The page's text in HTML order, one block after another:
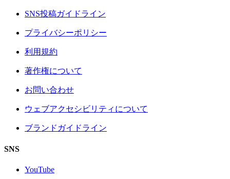
SNS投稿ガイドライン
プライバシーポリシー
利用規約
著作権について
お問い合わせ
ウェブアクセシビリティについて
ブランドガイドライン
SNS
YouTube